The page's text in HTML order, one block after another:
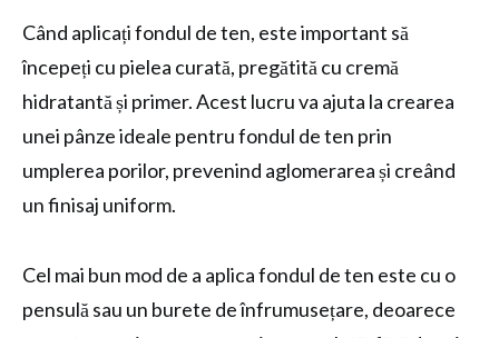
Când aplicați fondul de ten, este important să
începeți cu pielea curată, pregătită cu cremă
hidratantă și primer. Acest lucru va ajuta la crearea
unei pânze ideale pentru fondul de ten prin
umplerea porilor, prevenind aglomerarea și creând
un finisaj uniform.
Cel mai bun mod de a aplica fondul de ten este cu o
pensulă sau un burete de înfrumusețare, deoarece